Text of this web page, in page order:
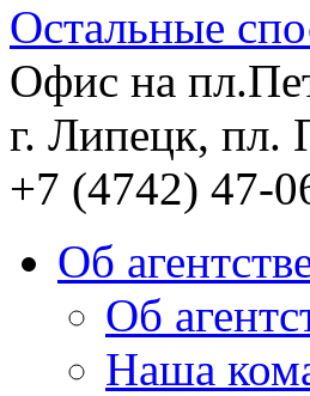
Остальные
Офис на
г. Липецк, пл.
+7 (4742) 47-
Об
Об
Наша